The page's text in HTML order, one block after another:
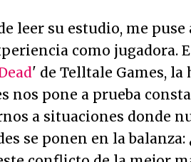
leer su estudio, me
como jugadora.
' de Telltale Games,
nos pone a prueba
a situaciones donde
se ponen en la balanza: